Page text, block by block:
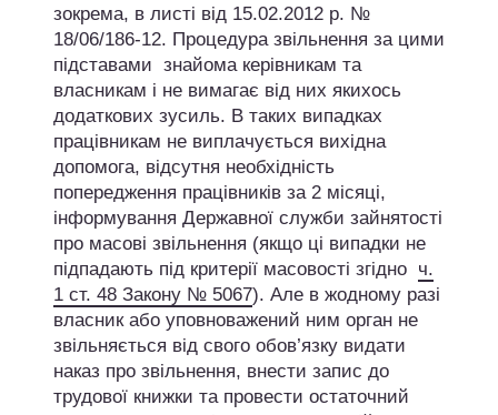
зокрема, в листі від 15.02.2012 р. №
18/06/186-12. Процедура звільнення за цими
підставами знайома керівникам та
власникам і не вимагає від них якихось
додаткових зусиль. В таких випадках
працівникам не виплачується вихідна
допомога, відсутня необхідність
попередження працівників за 2 місяці,
інформування Державної служби зайнятості
про масові звільнення (якщо ці випадки не
підпадають під критерії масовості згідно ч.
1 ст. 48 Закону № 5067). Але в жодному разі
власник або уповноважений ним орган не
звільняється від свого обов’язку видати
наказ про звільнення, внести запис до
трудової книжки та провести остаточний